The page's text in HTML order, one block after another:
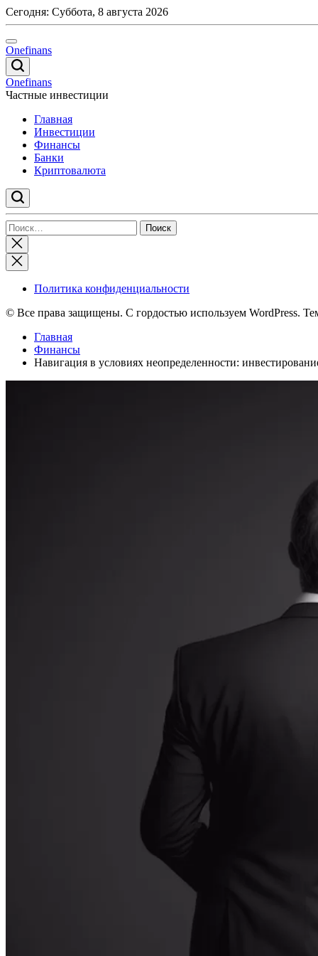
Перейти
к
содержимому
Сегодня: Суббота, 8 августа 2026
Onefinans
Onefinans
Частные инвестиции
Главная
Инвестиции
Финансы
Банки
Криптовалюта
Найти:
Закрыть
поиск
Политика конфиденциальности
© Все права защищены. С гордостью используем WordPress.
Главная
Финансы
Навигация в условиях неопределенности: